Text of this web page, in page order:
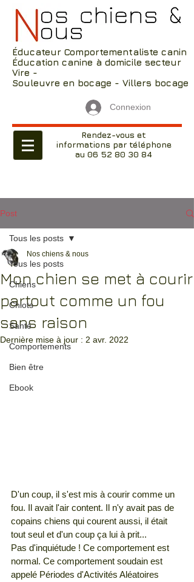
Éducateur Comportementaliste canin
Éducation canine à domicile secteur
Vire -
Souleuvre en bocage - Villers bocage
Connexion
Rendez-vous et
informations par téléphone
au 06 52 80 30 84
Post
Tous les posts
Chiens
Chiots
Santé
Comportements
Bien être
Ebook
Tous les posts
Mon chien se met à courir
partout comme un fou
sans raison
Nos chiens & nous
Dernière mise à jour : 2 avr. 2022
D'un coup, il s'est mis à courir comme un
fou. Il avait l'air content. Il n'y avait pas de
copains chiens qui courent aussi, il était
tout seul et d'un coup ça lui à prit...
Pas d'inquiétude ! Ce comportement est
normal. Ce comportement soudain est
appelé Périodes d'Activités Aléatoires